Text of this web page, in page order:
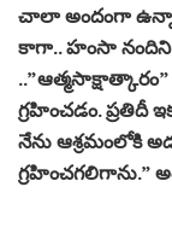
చాలా అందంగా ఉన్నావ్
కాగా.. హంసా నందిని
గ్రహించడం. ప్రతిదీ
నేను ఆశ్రమంలోకి
గ్రహించగలిగాను.”